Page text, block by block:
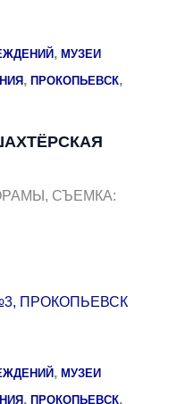
,МУЗЕИ
,ПРОКОПЬЕВСК
СЪЕМКА:
,МУЗЕИ
,ПРОКОПЬЕВСК,